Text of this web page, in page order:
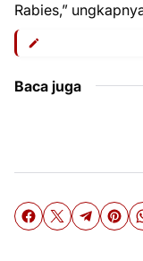
Rabies,”
Baca juga